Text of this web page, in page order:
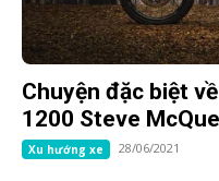
Chuyện đặc biệt
1200 Steve
Xu hướng xe 28/06/2021